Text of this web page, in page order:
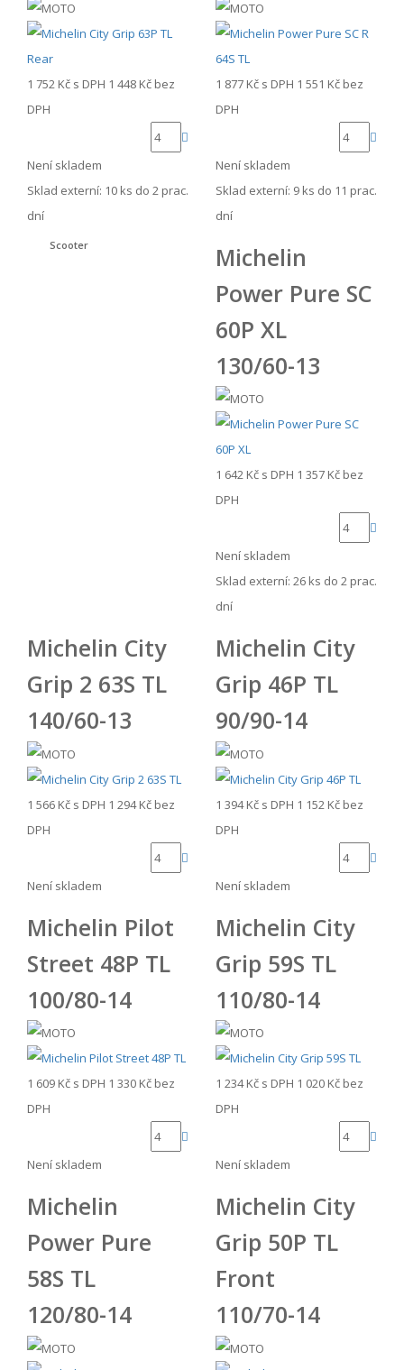
1 752 Kč s DPH 1 448 Kč bez
DPH
Není skladem
Sklad externí: 10 ks do 2 prac.
dní
Scooter
1 877 Kč s DPH 1 551 Kč bez
DPH
Není skladem
Sklad externí: 9 ks do 11 prac.
dní
Michelin
Power Pure SC
60P XL
130/60-13
1 642 Kč s DPH 1 357 Kč bez
DPH
Není skladem
Sklad externí: 26 ks do 2 prac.
dní
Michelin City
Grip 2 63S TL
140/60-13
1 566 Kč s DPH 1 294 Kč bez
DPH
Není skladem
Michelin City
Grip 46P TL
90/90-14
1 394 Kč s DPH 1 152 Kč bez
DPH
Není skladem
Michelin Pilot
Street 48P TL
100/80-14
1 609 Kč s DPH 1 330 Kč bez
DPH
Není skladem
Michelin City
Grip 59S TL
110/80-14
1 234 Kč s DPH 1 020 Kč bez
DPH
Není skladem
Michelin
Power Pure
58S TL
120/80-14
Michelin City
Grip 50P TL
Front
110/70-14